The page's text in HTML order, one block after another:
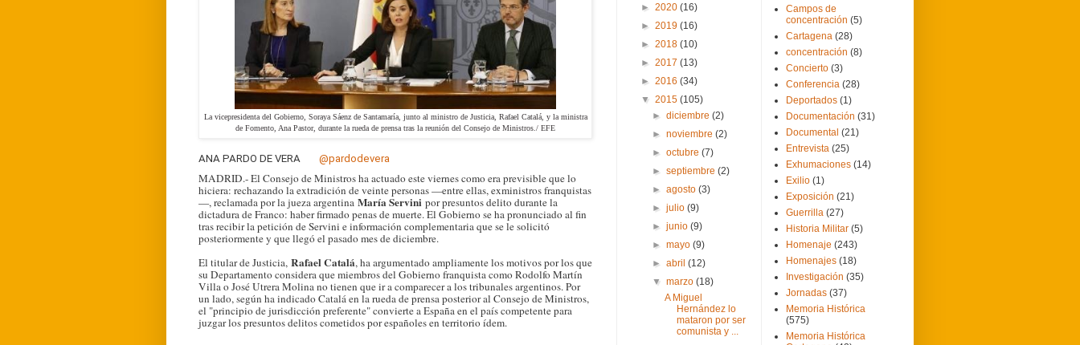
La vicepresidenta del Gobierno, Soraya Sáenz de Santamaría, junto al ministro de Justicia, Rafael Catalá, y la ministra
de Fomento, Ana Pastor, durante la rueda de prensa tras la reunión del Consejo de Ministros./ EFE
ANA PARDO DE VERA @pardodevera
MADRID.- El Consejo de Ministros ha actuado este viernes como era previsible que lo
hiciera: rechazando la extradición de veinte personas —entre ellas, exministros franquistas
—, reclamada por la jueza argentina María Servini por presuntos delito durante la
dictadura de Franco: haber firmado penas de muerte. El Gobierno se ha pronunciado al fin
tras recibir la petición de Servini e información complementaria que se le solicitó
posteriormente y que llegó el pasado mes de diciembre.
El titular de Justicia, Rafael Catalá, ha argumentado ampliamente los motivos por los que
su Departamento considera que miembros del Gobierno franquista como Rodolfo Martín
Villa o José Utrera Molina no tienen que ir a comparecer a los tribunales argentinos. Por
un lado, según ha indicado Catalá en la rueda de prensa posterior al Consejo de Ministros,
el "principio de jurisdicción preferente" convierte a España en el país competente para
juzgar los presuntos delitos cometidos por españoles en territorio ídem.
► 2020 (16)
► 2019 (16)
► 2018 (10)
► 2017 (13)
► 2016 (34)
▼ 2015 (105)
►diciembre(2)
►noviembre(2)
►octubre(7)
►septiembre(2)
►agosto(3)
►julio(9)
►junio(9)
►mayo(9)
►abril(12)
▼marzo(18)
A Miguel
Hernández lo
mataron por ser
comunista y ...
Campos de
concentración (5)
Cartagena (28)
concentración (8)
Concierto (3)
Conferencia (28)
Deportados (1)
Documentación (31)
Documental (21)
Entrevista (25)
Exhumaciones (14)
Exilio (1)
Exposición (21)
Guerrilla (27)
Historia Militar (5)
Homenaje (243)
Homenajes (18)
Investigación (35)
Jornadas (37)
Memoria Histórica
(575)
Memoria Histórica